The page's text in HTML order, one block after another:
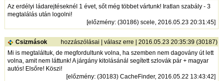
Az erdélyi ládarejtéseknél 1 évet, sőt még többet vártunk! Iratlan szabály - 3
megtalálás után logolni!
[előzmény: (30186) scele, 2016.05.23 20:31:45]
Csizmások hozzászólásai |válasz erre | 2016.05.23 20:35:39 (30187)
Mi is megtaláltuk, de megfordultunk volna, ha szemben nem dagovány út lett
volna, amit nem láttunk! A járgány kitolásánál segített szlovák pár + magyar
autós! Elsőre! Köszi!
[előzmény: (30183) CacheFinder, 2016.05.22 13:43:42]